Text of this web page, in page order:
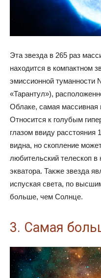
Эта звезда в 265 раз
находится в компактном
эмиссионной туманности
«Тарантул»),
Облаке, самая массивная
Относится к голубым
глазом ввиду расстояния
видна, но скопление
любительский телескоп
экватора. Также звезда
испуская света, по
больше, чем Солнце.
3. Самая